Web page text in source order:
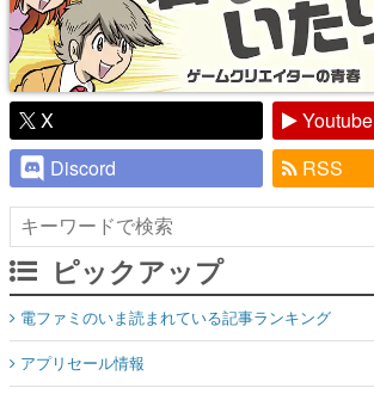
X
Youtube
Discord
RSS
ピックアップ
電ファミのいま読まれている記事ランキング
アプリセール情報